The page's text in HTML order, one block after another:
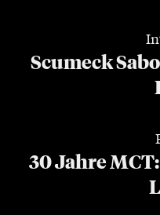
Scumeck
30 Jahre